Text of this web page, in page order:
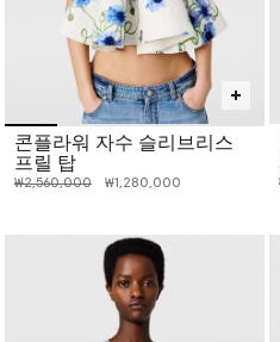
콘플라워 자수 슬리브리스
프릴 탑
인하 전 가격:
₩2,560,000인하된 가격:
₩1,280,000